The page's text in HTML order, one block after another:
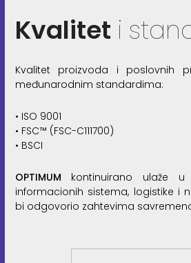
Kvalitet i
Kvalitet proizvoda i poslovnih
međunarodnim standardima:
• ISO 9001
• FSC™ (FSC-C111700)
• BSCI
OPTIMUM kontinuirano ulaže u
informacionih sistema, logistike i
bi odgovorio zahtevima